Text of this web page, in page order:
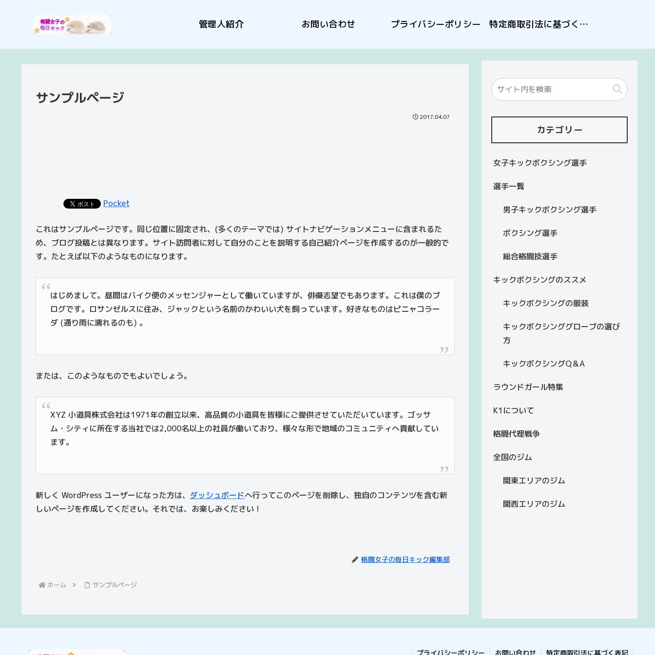
管理人紹介 お問い合わせ プライバシーポリシー 特定商取引法に基づく表記
サンプルページ
2017.04.07
Pocket
これはサンプルページです。同じ位置に固定され、(多くのテーマでは) サイトナビゲーションメニューに含まれるた
め、ブログ投稿とは異なります。サイト訪問者に対して自分のことを説明する自己紹介ページを作成するのが一般的で
す。たとえば以下のようなものになります。
はじめまして。昼間はバイク便のメッセンジャーとして働いていますが、俳優志望でもあります。これは僕のブ
ログです。ロサンゼルスに住み、ジャックという名前のかわいい犬を飼っています。好きなものはピニャコラー
ダ (通り雨に濡れるのも) 。
または、このようなものでもよいでしょう。
XYZ 小道具株式会社は1971年の創立以来、高品質の小道具を皆様にご提供させていただいています。ゴッサ
ム・シティに所在する当社では2,000名以上の社員が働いており、様々な形で地域のコミュニティへ貢献してい
ます。
新しく WordPress ユーザーになった方は、 ダッシュボードへ行ってこのページを削除し、独自のコンテンツを含む新
しいページを作成してください。それでは、お楽しみください !
格闘女子の毎日キック編集部
ホーム サンプルページ
カテゴリー
女子キックボクシング選手
選手一覧
男子キックボクシング選手
ボクシング選手
総合格闘技選手
キックボクシングのススメ
キックボクシングの服装
キックボクシンググローブの選び
方
キックボクシングQ＆A
ラウンドガール特集
K1について
格闘代理戦争
全国のジム
関東エリアのジム
関西エリアのジム
プライバシーポリシー お問い合わせ 特定商取引法に基づく表記